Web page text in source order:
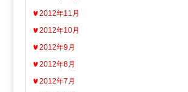
2012年11月
2012年10月
2012年9月
2012年8月
2012年7月